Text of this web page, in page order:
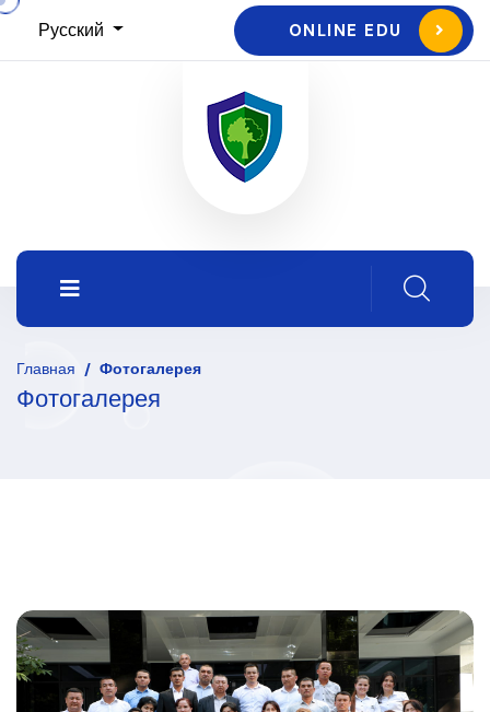
Русский ONLINE EDU
Главная / Фотогалерея
Фотогалерея